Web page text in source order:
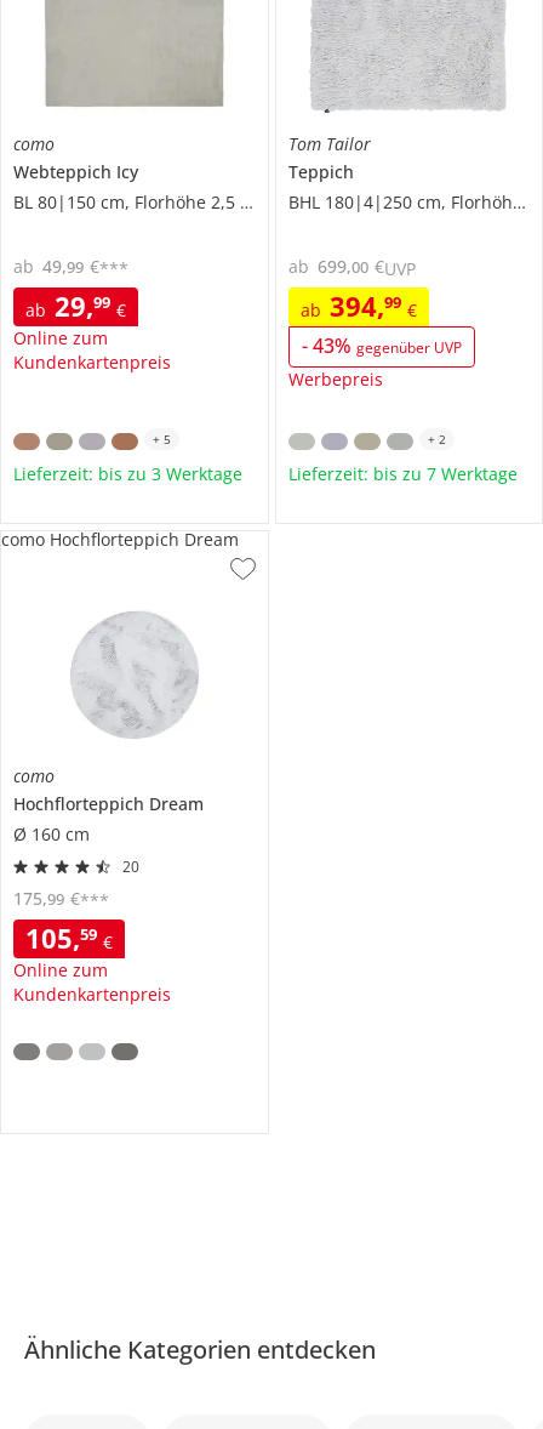
como
Webteppich Icy
BL 80|150 cm, Florhöhe 2,5 cm
ab 29,99 €
Online zum
Kundenkartenpreis
ab 49,99 €***
+ 5
Lieferzeit: bis zu 3 Werktage
Tom Tailor
Teppich
BHL 180|4|250 cm, Florhöhe 4 cm
ab 394,99 €
-43% gegenüber UVP
Werbepreis
ab 699,00 €UVP
+ 2
Lieferzeit: bis zu 7 Werktage
como
Hochflorteppich Dream
Ø 160 cm
20
105,59 €
Online zum
Kundenkartenpreis
175,99 €***
como Hochflorteppich Dream
Ähnliche Kategorien entdecken